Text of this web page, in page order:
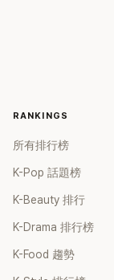
RANKINGS
所有排行榜
K-Pop 話題榜
K-Beauty 排行
K-Drama 排行榜
K-Food 趨勢